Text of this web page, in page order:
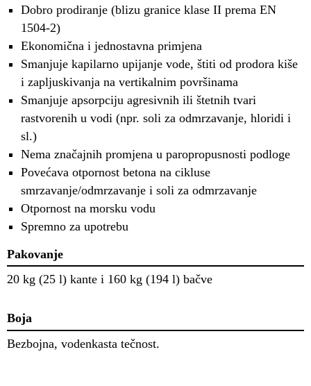
Dobro prodiranje (blizu granice klase II prema EN
1504-2)
Ekonomična i jednostavna primjena
Smanjuje kapilarno upijanje vode, štiti od prodora kiše
i zapljuskivanja na vertikalnim površinama
Smanjuje apsorpciju agresivnih ili štetnih tvari
rastvorenih u vodi (npr. soli za odmrzavanje, hloridi i
sl.)
Nema značajnih promjena u paropropusnosti podloge
Povećava otpornost betona na cikluse
smrzavanje/odmrzavanje i soli za odmrzavanje
Otpornost na morsku vodu
Spremno za upotrebu
Pakovanje
20 kg (25 l) kante i 160 kg (194 l) bačve
Boja
Bezbojna, vodenkasta tečnost.